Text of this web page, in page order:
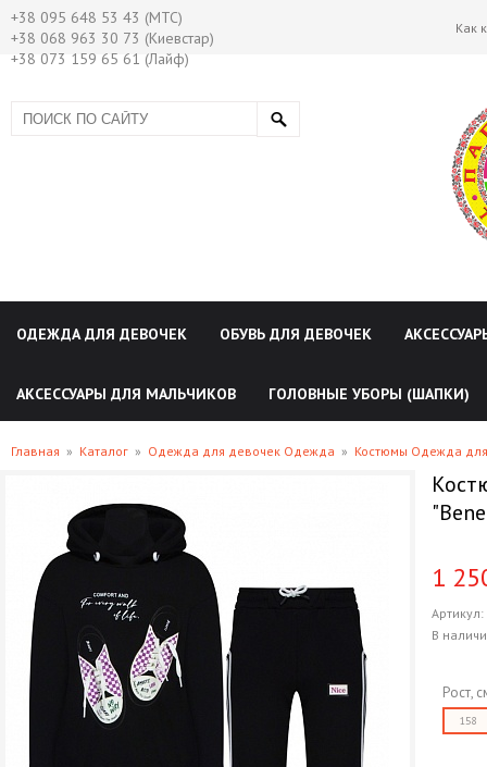
+38 095 648 53 43 (МТС)
+38 068 963 30 73 (Киевстар)
+38 073 159 65 61 (Лайф)
Как
ОДЕЖДА ДЛЯ ДЕВОЧЕК ОБУВЬ ДЛЯ ДЕВОЧЕК
АКСЕССУАРЫ ДЛЯ МАЛЬЧИКОВ ГОЛОВНЫЕ УБОРЫ (ШАПКИ)
Главная » Каталог » Одежда для девочек Одежда » Костюмы Одежда
1
Артикул:
В
Рост,
158